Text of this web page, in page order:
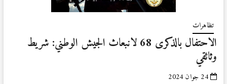
تظاهرات
الاحتفال بالذكرى 68 لانبعاث الجيش الوطني: شريط
وثائقي
24 جوان 2024